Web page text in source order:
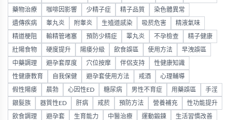
藥物治療 咖啡因影響 少精子症 精子品質 染色體異常
遺傳疾病 睾丸炎 附睾炎 生殖道感染 吸菸危害 精液氣味
精道梗阻 輸精管堵塞 預防少精症 睪丸炎 不孕檢查 精子健康
壯陽食物 硬度提升 陽痿分級 飲食誤區 使用方法 早洩誤區
中藥調理 避孕套厚度 穴位按摩 伴侶支持 性健康知識
性健康教育 自我保健 避孕套使用方法 戒酒 心理輔導
假性陽痿 晨勃 心因性ED 糖尿病 男性不育症 用藥誤區 手淫
銀髮族 器質性ED 肝病 戒菸 預防方法 營養補充 性功能提升
飲食調理 避孕套 生育能力 中醫治療 運動鍛鍊 生活習慣改善